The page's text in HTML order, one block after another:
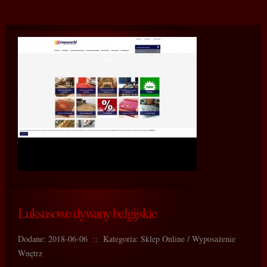
Luksusowe dywany belgijskie
Dodane: 2018-06-06 :: Kategoria: Sklep Online / Wyposażenie
Wnętrz